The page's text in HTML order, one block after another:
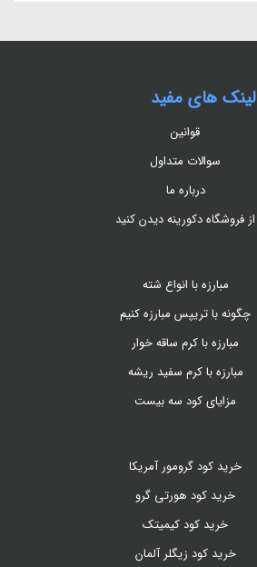
لینک های مفید
قوانین
سوالات متداول
درباره ما
از فروشگاه دکورینه دیدن کنید
مبارزه با انواع شته
چگونه با تریپس مبارزه کنیم
مبارزه با کرم ساقه خوار
مبارزه با کرم سفید ریشه
مزایای کود سه بیست
خرید کود گرومور آمریکا
خرید کود هورتی گرو
خرید کود کیمیتک
خرید کود زیگلر آلمان